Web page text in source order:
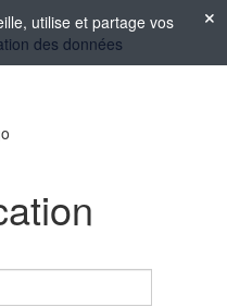
utilise et partage vos
des données